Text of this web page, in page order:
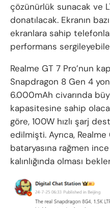
çözünürlük sunacak ve
donatılacak. Ekranın
ekranlara sahip
performans
Realme GT 7 Pro’nun
Snapdragon 8 Gen 4
6.000mAh civarında
kapasitesine sahip
göre, 100W hızlı şarj
edilmişti. Ayrıca,
bataryasına rağmen
kalınlığında olması